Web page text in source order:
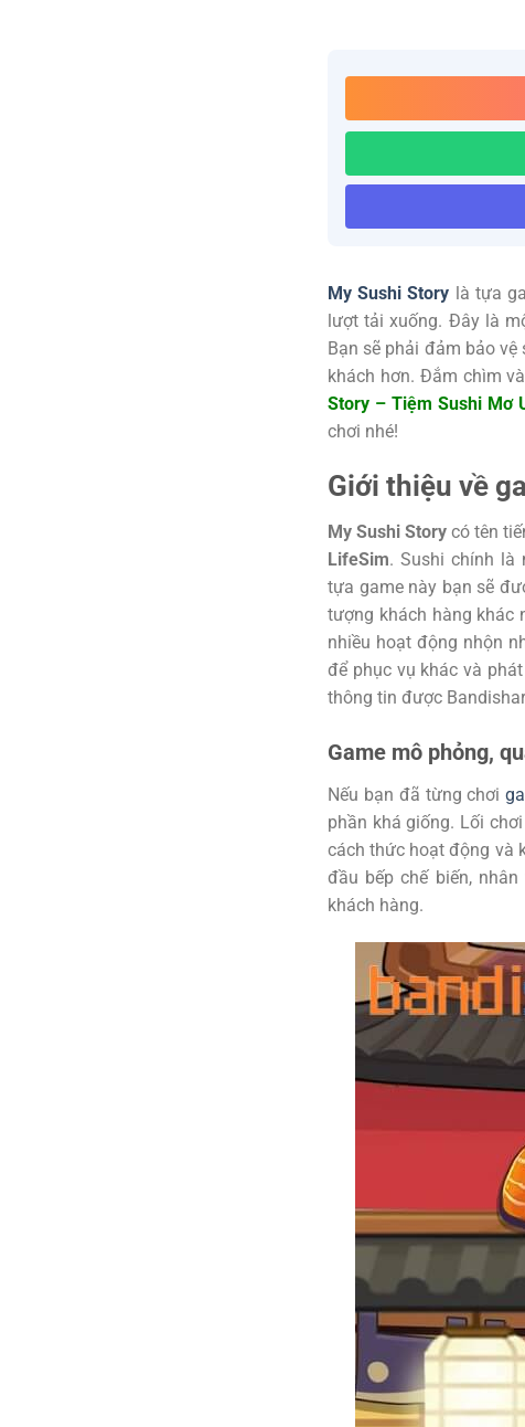
My Sushi Story là tựa
lượt tải xuống. Đây là
Bạn sẽ phải đảm bảo
khách hơn. Đắm chìm
Story – Tiệm Sushi Mơ
chơi nhé!
Giới thiệu về
My Sushi Story có tên
LifeSim. Sushi chính là
tựa game này bạn sẽ
tượng khách hàng khác
nhiều hoạt động nhộn
để phục vụ khác và
thông tin được
Game mô phỏng,
Nếu bạn đã từng chơi
phần khá giống. Lối
cách thức hoạt động và
đầu bếp chế biến,
khách hàng.